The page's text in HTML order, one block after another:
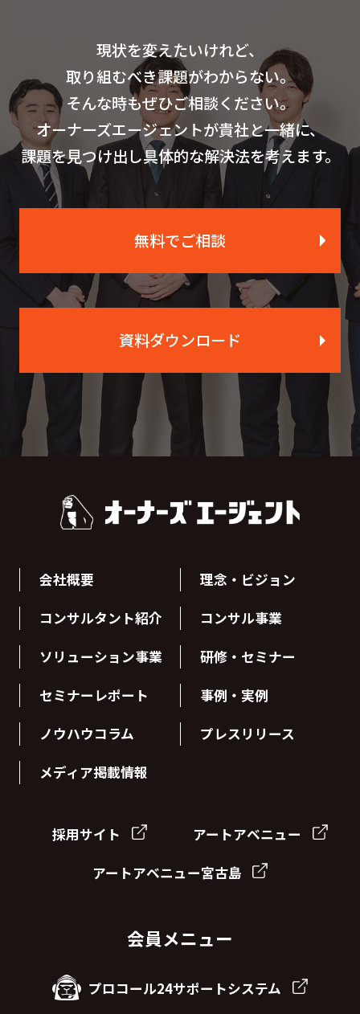
現状を変えたいけれど、
取り組むべき課題がわからない。
そんな時もぜひご相談ください。
オーナーズエージェントが貴社と一緒に、
課題を見つけ出し具体的な解決法を考えます。
無料でご相談
資料ダウンロード
会社概要 理念・ビジョン
コンサルタント紹介 コンサル事業
ソリューション事業 研修・セミナー
セミナーレポート 事例・実例
ノウハウコラム プレスリリース
メディア掲載情報
採用サイト アートアベニュー
アートアベニュー宮古島
会員メニュー
プロコール24サポートシステム